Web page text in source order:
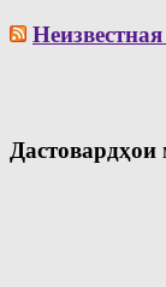
Дастовардҳои